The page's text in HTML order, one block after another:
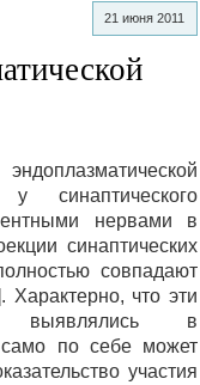
21 июня 2011
синаптического
нервами в
синаптических
совпадают
что эти
выявлялись в
само по себе может
участия